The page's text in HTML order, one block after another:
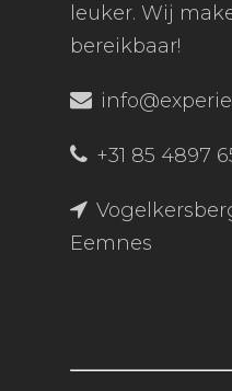
leuker. Wij
bereikbaar!
+31 85 4897
Eemnes